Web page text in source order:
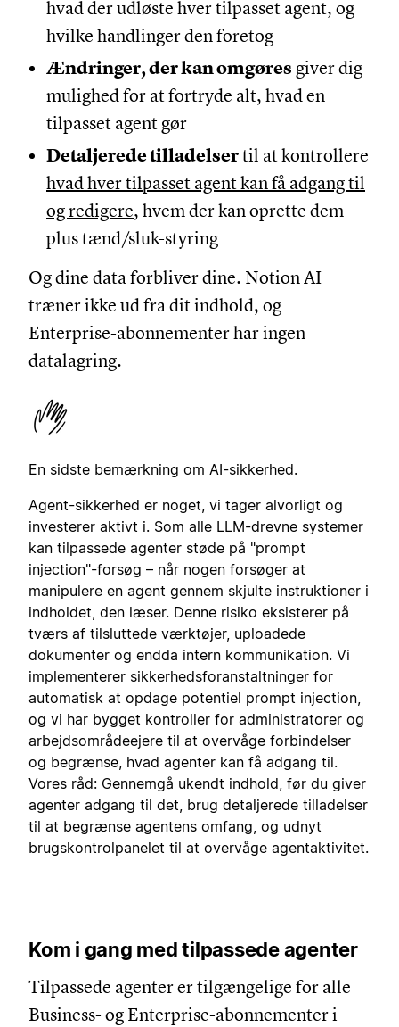
hvad der udløste hver tilpasset agent, og
hvilke handlinger den foretog
Ændringer, der kan omgøres giver dig
mulighed for at fortryde alt, hvad en
tilpasset agent gør
Detaljerede tilladelsertil at kontrollere
hvad hver tilpasset agent kan få adgang til
og redigere, hvem der kan oprette dem
plus tænd/sluk-styring
Og dine data forbliver dine. Notion AI
træner ikke ud fra dit indhold, og
Enterprise-abonnementer har ingen
datalagring.
En sidste bemærkning om AI-sikkerhed.
Agent-sikkerhed er noget, vi tager alvorligt og
investerer aktivt i. Som alle LLM-drevne systemer
kan tilpassede agenter støde på "prompt
injection"-forsøg – når nogen forsøger at
manipulere en agent gennem skjulte instruktioner i
indholdet, den læser. Denne risiko eksisterer på
tværs af tilsluttede værktøjer, uploadede
dokumenter og endda intern kommunikation. Vi
implementerer sikkerhedsforanstaltninger for
automatisk at opdage potentiel prompt injection,
og vi har bygget kontroller for administratorer og
arbejdsområdeejere til at overvåge forbindelser
og begrænse, hvad agenter kan få adgang til.
Vores råd: Gennemgå ukendt indhold, før du giver
agenter adgang til det, brug detaljerede tilladelser
til at begrænse agentens omfang, og udnyt
brugskontrolpanelet til at overvåge agentaktivitet.
Kom i gang med tilpassede agenter
Tilpassede agenter er tilgængelige for alle
Business- og Enterprise-abonnementer i